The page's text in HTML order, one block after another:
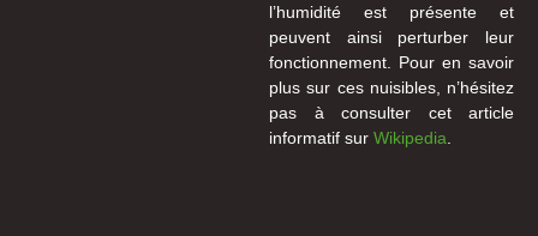
l’humidité est présente et
peuvent ainsi perturber leur
fonctionnement. Pour en savoir
plus sur ces nuisibles, n’hésitez
pas à consulter cet article
informatif sur Wikipedia.